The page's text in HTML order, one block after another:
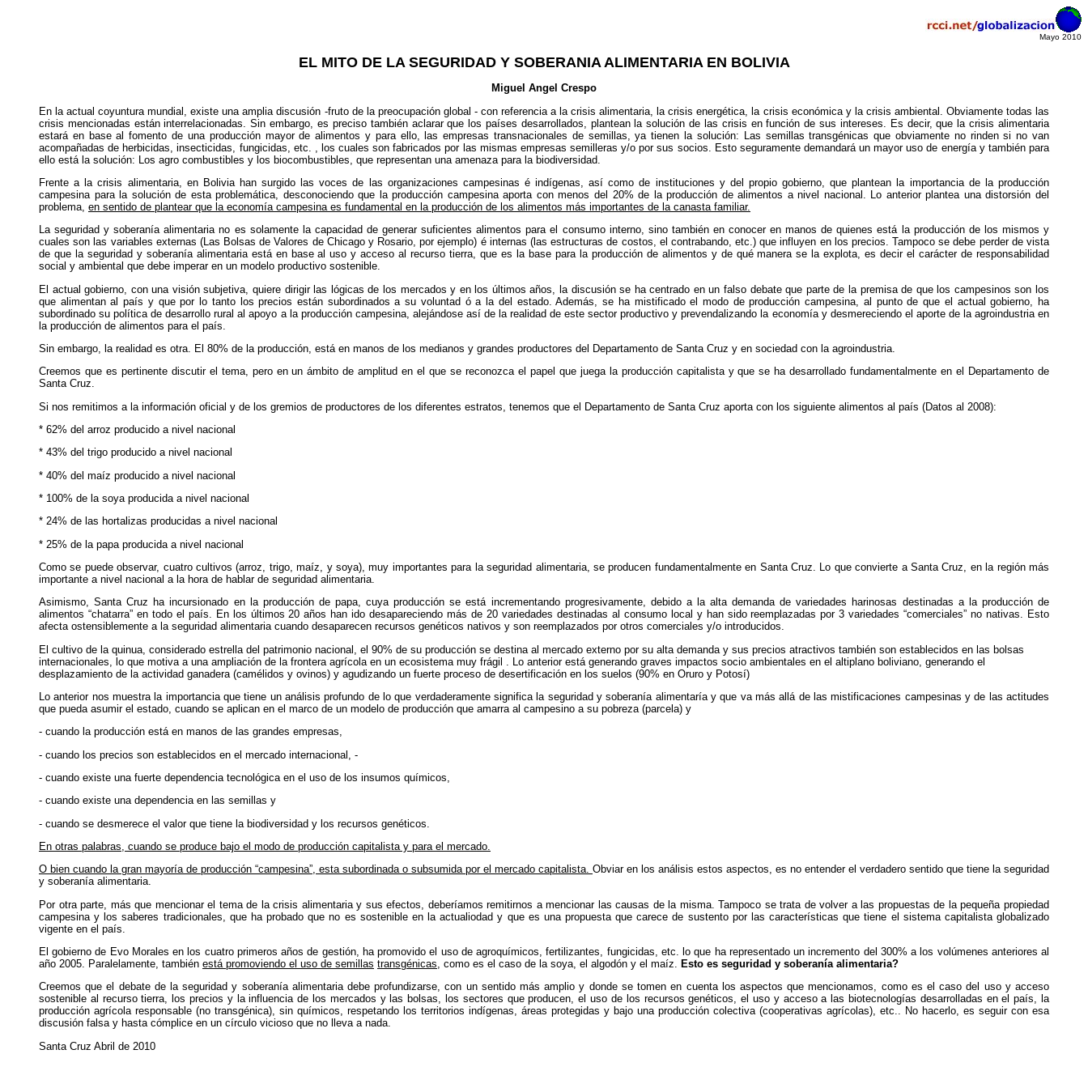
Mayo 2010
EL MITO DE LA SEGURIDAD Y SOBERANIA ALIMENTARIA EN BOLIVIA
Miguel Angel Crespo
En la actual coyuntura mundial, existe una amplia discusión -fruto de la preocupación global - con referencia a la crisis alimentaria, la crisis energética, la crisis económica y la crisis ambiental. Obviamente todas las
crisis mencionadas están interrelacionadas. Sin embargo, es preciso también aclarar que los países desarrollados, plantean la solución de las crisis en función de sus intereses. Es decir, que la crisis alimentaria
estará en base al fomento de una producción mayor de alimentos y para ello, las empresas transnacionales de semillas, ya tienen la solución: Las semillas transgénicas que obviamente no rinden si no van
acompañadas de herbicidas, insecticidas, fungicidas, etc. , los cuales son fabricados por las mismas empresas semilleras y/o por sus socios. Esto seguramente demandará un mayor uso de energía y también para
ello está la solución: Los agro combustibles y los biocombustibles, que representan una amenaza para la biodiversidad.
Frente a la crisis alimentaria, en Bolivia han surgido las voces de las organizaciones campesinas é indígenas, así como de instituciones y del propio gobierno, que plantean la importancia de la producción
campesina para la solución de esta problemática, desconociendo que la producción campesina aporta con menos del 20% de la producción de alimentos a nivel nacional. Lo anterior plantea una distorsión del
problema, en sentido de plantear que la economía campesina es fundamental en la producción de los alimentos más importantes de la canasta familiar.
La seguridad y soberanía alimentaria no es solamente la capacidad de generar suficientes alimentos para el consumo interno, sino también en conocer en manos de quienes está la producción de los mismos y
cuales son las variables externas (Las Bolsas de Valores de Chicago y Rosario, por ejemplo) é internas (las estructuras de costos, el contrabando, etc.) que influyen en los precios. Tampoco se debe perder de vista
de que la seguridad y soberanía alimentaria está en base al uso y acceso al recurso tierra, que es la base para la producción de alimentos y de qué manera se la explota, es decir el carácter de responsabilidad
social y ambiental que debe imperar en un modelo productivo sostenible.
El actual gobierno, con una visión subjetiva, quiere dirigir las lógicas de los mercados y en los últimos años, la discusión se ha centrado en un falso debate que parte de la premisa de que los campesinos son los
que alimentan al país y que por lo tanto los precios están subordinados a su voluntad ó a la del estado. Además, se ha mistificado el modo de producción campesina, al punto de que el actual gobierno, ha
subordinado su política de desarrollo rural al apoyo a la producción campesina, alejándose así de la realidad de este sector productivo y prevendalizando la economía y desmereciendo el aporte de la agroindustria en
la producción de alimentos para el país.
Sin embargo, la realidad es otra. El 80% de la producción, está en manos de los medianos y grandes productores del Departamento de Santa Cruz y en sociedad con la agroindustria.
Creemos que es pertinente discutir el tema, pero en un ámbito de amplitud en el que se reconozca el papel que juega la producción capitalista y que se ha desarrollado fundamentalmente en el Departamento de
Santa Cruz.
Si nos remitimos a la información oficial y de los gremios de productores de los diferentes estratos, tenemos que el Departamento de Santa Cruz aporta con los siguiente alimentos al país (Datos al 2008):
* 62% del arroz producido a nivel nacional
* 43% del trigo producido a nivel nacional
* 40% del maíz producido a nivel nacional
* 100% de la soya producida a nivel nacional
* 24% de las hortalizas producidas a nivel nacional
* 25% de la papa producida a nivel nacional
Como se puede observar, cuatro cultivos (arroz, trigo, maíz, y soya), muy importantes para la seguridad alimentaria, se producen fundamentalmente en Santa Cruz. Lo que convierte a Santa Cruz, en la región más
importante a nivel nacional a la hora de hablar de seguridad alimentaria.
Asimismo, Santa Cruz ha incursionado en la producción de papa, cuya producción se está incrementando progresivamente, debido a la alta demanda de variedades harinosas destinadas a la producción de
alimentos “chatarra” en todo el país. En los últimos 20 años han ido desapareciendo más de 20 variedades destinadas al consumo local y han sido reemplazadas por 3 variedades “comerciales” no nativas. Esto
afecta ostensiblemente a la seguridad alimentaria cuando desaparecen recursos genéticos nativos y son reemplazados por otros comerciales y/o introducidos.
El cultivo de la quinua, considerado estrella del patrimonio nacional, el 90% de su producción se destina al mercado externo por su alta demanda y sus precios atractivos también son establecidos en las bolsas
internacionales, lo que motiva a una ampliación de la frontera agrícola en un ecosistema muy frágil . Lo anterior está generando graves impactos socio ambientales en el altiplano boliviano, generando el
desplazamiento de la actividad ganadera (camélidos y ovinos) y agudizando un fuerte proceso de desertificación en los suelos (90% en Oruro y Potosí)
Lo anterior nos muestra la importancia que tiene un análisis profundo de lo que verdaderamente significa la seguridad y soberanía alimentaría y que va más allá de las mistificaciones campesinas y de las actitudes
que pueda asumir el estado, cuando se aplican en el marco de un modelo de producción que amarra al campesino a su pobreza (parcela) y
- cuando la producción está en manos de las grandes empresas,
- cuando los precios son establecidos en el mercado internacional, -
- cuando existe una fuerte dependencia tecnológica en el uso de los insumos químicos,
- cuando existe una dependencia en las semillas y
- cuando se desmerece el valor que tiene la biodiversidad y los recursos genéticos.
En otras palabras, cuando se produce bajo el modo de producción capitalista y para el mercado.
O bien cuando la gran mayoría de producción “campesina”, esta subordinada o subsumida por el mercado capitalista. Obviar en los análisis estos aspectos, es no entender el verdadero sentido que tiene la seguridad
y soberanía alimentaria.
Por otra parte, más que mencionar el tema de la crisis alimentaria y sus efectos, deberíamos remitirnos a mencionar las causas de la misma. Tampoco se trata de volver a las propuestas de la pequeña propiedad
campesina y los saberes tradicionales, que ha probado que no es sostenible en la actualiodad y que es una propuesta que carece de sustento por las características que tiene el sistema capitalista globalizado
vigente en el país.
El gobierno de Evo Morales en los cuatro primeros años de gestión, ha promovido el uso de agroquímicos, fertilizantes, fungicidas, etc. lo que ha representado un incremento del 300% a los volúmenes anteriores al
año 2005. Paralelamente, también está promoviendo el uso de semillas transgénicas , como es el caso de la soya, el algodón y el maíz.
Esto es seguridad y soberanía alimentaria?
Creemos que el debate de la seguridad y soberanía alimentaria debe profundizarse, con un sentido más amplio y donde se tomen en cuenta los aspectos que mencionamos, como es el caso del uso y acceso
sostenible al recurso tierra, los precios y la influencia de los mercados y las bolsas, los sectores que producen, el uso de los recursos genéticos, el uso y acceso a las biotecnologías desarrolladas en el país, la
producción agrícola responsable (no transgénica), sin químicos, respetando los territorios indígenas, áreas protegidas y bajo una producción colectiva (cooperativas agrícolas), etc.. No hacerlo, es seguir con esa
discusión falsa y hasta cómplice en un círculo vicioso que no lleva a nada.
Santa Cruz Abril de 2010